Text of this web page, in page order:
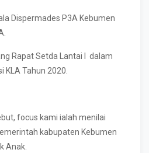
Dispermades P3A Kebumen
Rapat Setda Lantai I dalam
KLA Tahun 2020.
focus kami ialah menilai
kabupaten Kebumen
Anak.